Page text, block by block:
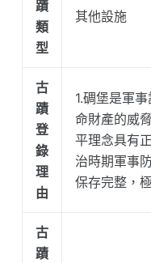
蹟
類
型
其他設施
古
蹟
登
錄
理
由
1.碉堡是軍
命財產的威
平理念具有
治時期軍事
保存完整，
古
蹟